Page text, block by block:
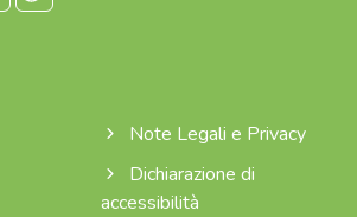
Note Legali e Privacy
Dichiarazione di
accessibilità